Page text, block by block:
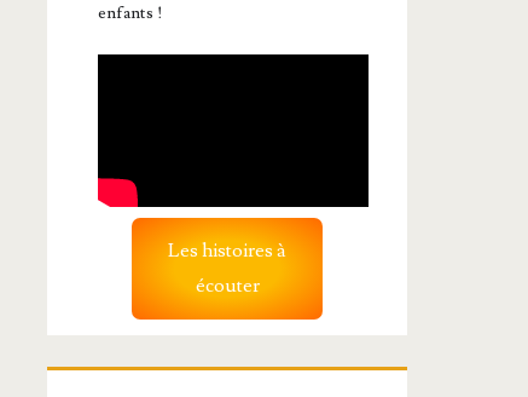
enfants !
Les histoires à
écouter